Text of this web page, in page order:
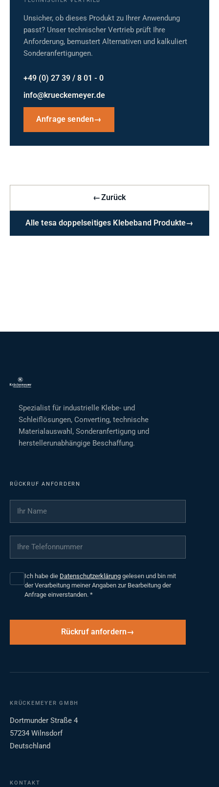
Unsicher, ob dieses Produkt zu Ihrer Anwendung
passt? Unser technischer Vertrieb prüft Ihre
Anforderung, bemustert Alternativen und kalkuliert
Sonderanfertigungen.
+49 (0) 27 39 / 8 01 - 0
info@krueckemeyer.de
Anfrage senden→
←Zurück
Alle tesa doppelseitiges Klebeband Produkte→
Spezialist für industrielle Klebe- und
Schleiflösungen, Converting, technische
Materialauswahl, Sonderanfertigung und
herstellerunabhängige Beschaffung.
RÜCKRUF ANFORDERN
Ihr Name
Ihre Telefonnummer
Ich habe die Datenschutzerklärung gelesen und bin mit
der Verarbeitung meiner Angaben zur Bearbeitung der
Anfrage einverstanden. *
Rückruf anfordern
KRÜCKEMEYER GMBH
Dortmunder Straße 4
57234 Wilnsdorf
Deutschland
KONTAKT